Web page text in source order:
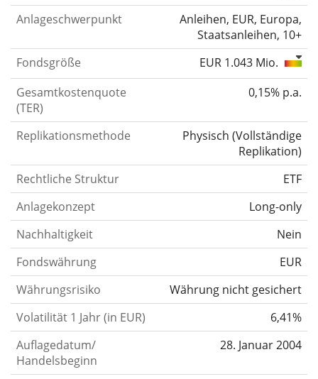
Anlageschwerpunkt
Anleihen, EUR, Europa,
Staatsanleihen, 10+
Fondsgröße
EUR 1.043 Mio.
Gesamtkostenquote
(TER)
0,15% p.a.
Replikationsmethode Physisch (Vollständige
Replikation)
Rechtliche Struktur
ETF
Anlagekonzept
Long-only
Nachhaltigkeit
Nein
Fondswährung
EUR
Währungsrisiko
Währung nicht gesichert
Volatilität 1 Jahr (in EUR)
6,41%
Auflagedatum/
Handelsbeginn
28. Januar 2004